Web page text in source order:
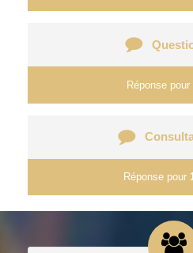
Réponse pour
Réponse pour